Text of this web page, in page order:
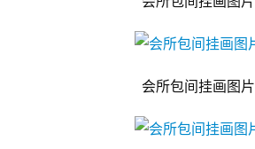
会所包间挂画图片